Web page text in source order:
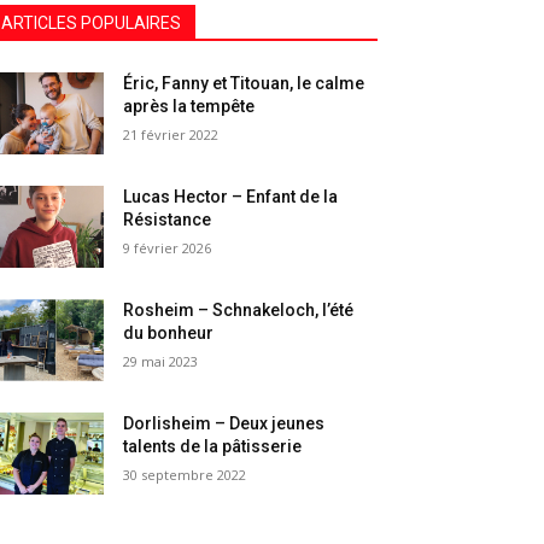
ARTICLES POPULAIRES
Éric, Fanny et Titouan, le calme
après la tempête
21 février 2022
Lucas Hector – Enfant de la
Résistance
9 février 2026
Rosheim – Schnakeloch, l’été
du bonheur
29 mai 2023
Dorlisheim – Deux jeunes
talents de la pâtisserie
30 septembre 2022